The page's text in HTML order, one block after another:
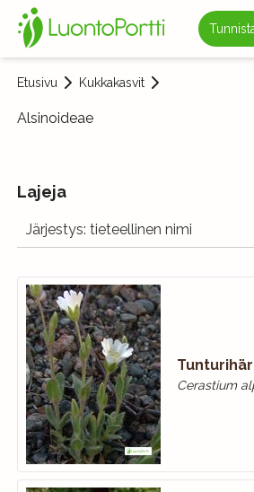
Etusivu Kukkakasvit
Alsinoideae
Lajeja
Järjestys: tieteellinen nimi
Cerastium